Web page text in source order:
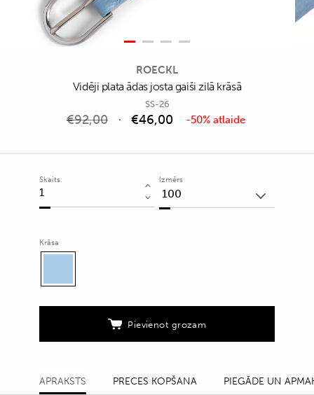
ROECKL
Vidēji plata ādas josta gaiši zilā krāsā
SS-26
€92,00 €46,00 -50% atlaide
Skaits:
Vidēji
plata
josta
Izmērs
Krāsa
Pievienot grozam
APRAKSTS PRECES KOPŠANA PIEGĀDE UN